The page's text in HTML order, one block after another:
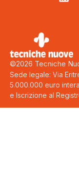
©2026 Tecniche
Sede legale: Via
5.000.000 euro
e Iscrizione al